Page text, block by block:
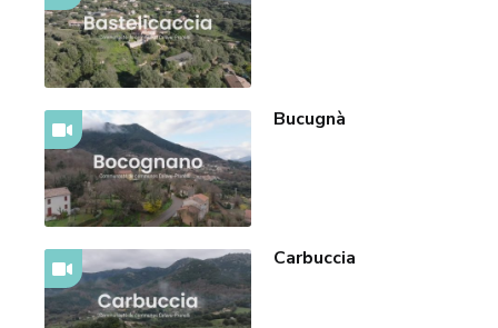
Bucugnà
Carbuccia